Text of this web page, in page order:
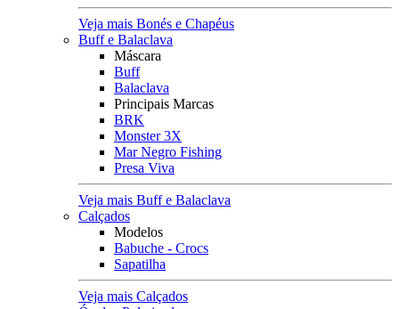
Veja mais Bonés e Chapéus
Buff e Balaclava
Máscara
Buff
Balaclava
Principais Marcas
BRK
Monster 3X
Mar Negro Fishing
Presa Viva
Veja mais Buff e Balaclava
Calçados
Modelos
Babuche - Crocs
Sapatilha
Veja mais Calçados